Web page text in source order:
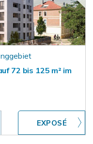
72 bis 125 m² im